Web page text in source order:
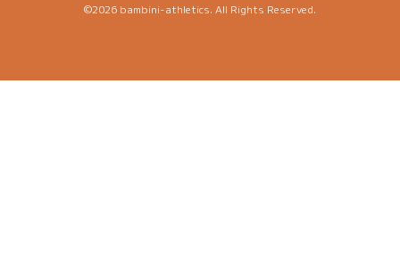
©2026 bambini-athletics. All Rights Reserved.